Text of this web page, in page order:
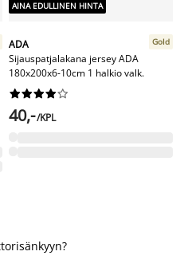
AINA EDULLINEN HINTA
ADA
Sijauspatjalakana jersey ADA
180x200x6-10cm 1 halkio valk.
Gold






40,-/KPL